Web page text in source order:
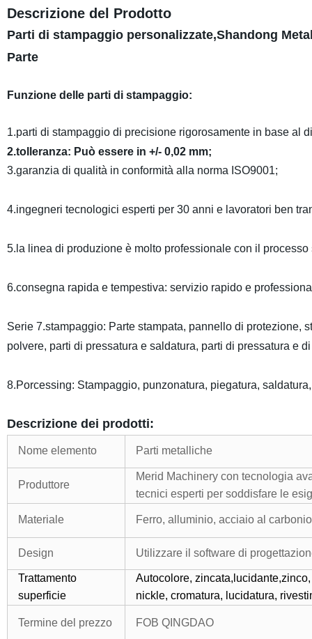
Descrizione del Prodotto
Parti di stampaggio personalizzate,Shandong
Parte
Funzione delle parti di stampaggio:
1.parti di stampaggio di precisione rigorosamente in base al
2.tolleranza: Può essere in +/- 0,02 mm;
3.garanzia di qualità in conformità alla norma ISO9001;
4.ingegneri tecnologici esperti per 30 anni e lavoratori ben
5.la linea di produzione è molto professionale con il processo
6.consegna rapida e tempestiva: servizio rapido e
Serie 7.stampaggio: Parte stampata, pannello di protezione,
polvere, parti di pressatura e saldatura, parti di pressatura e
8.Porcessing: Stampaggio, punzonatura, piegatura,
Descrizione dei prodotti:
Nome elemento Parti metalliche
Produttore
Merid Machinery con tecnologia
tecnici esperti per soddisfare le
Materiale Ferro, alluminio, acciaio al
Design Utilizzare il software di
Trattamento
superficie
Autocolore,
nickle, cromatura, lucidatura,
Termine del prezzo FOB QINGDAO